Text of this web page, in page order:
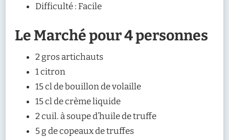
Difficulté : Facile
Le Marché pour 4 personnes
2 gros artichauts
1 citron
15 cl de bouillon de volaille
15 cl de crème liquide
2 cuil. à soupe d’huile de truffe
5 g de copeaux de truffes